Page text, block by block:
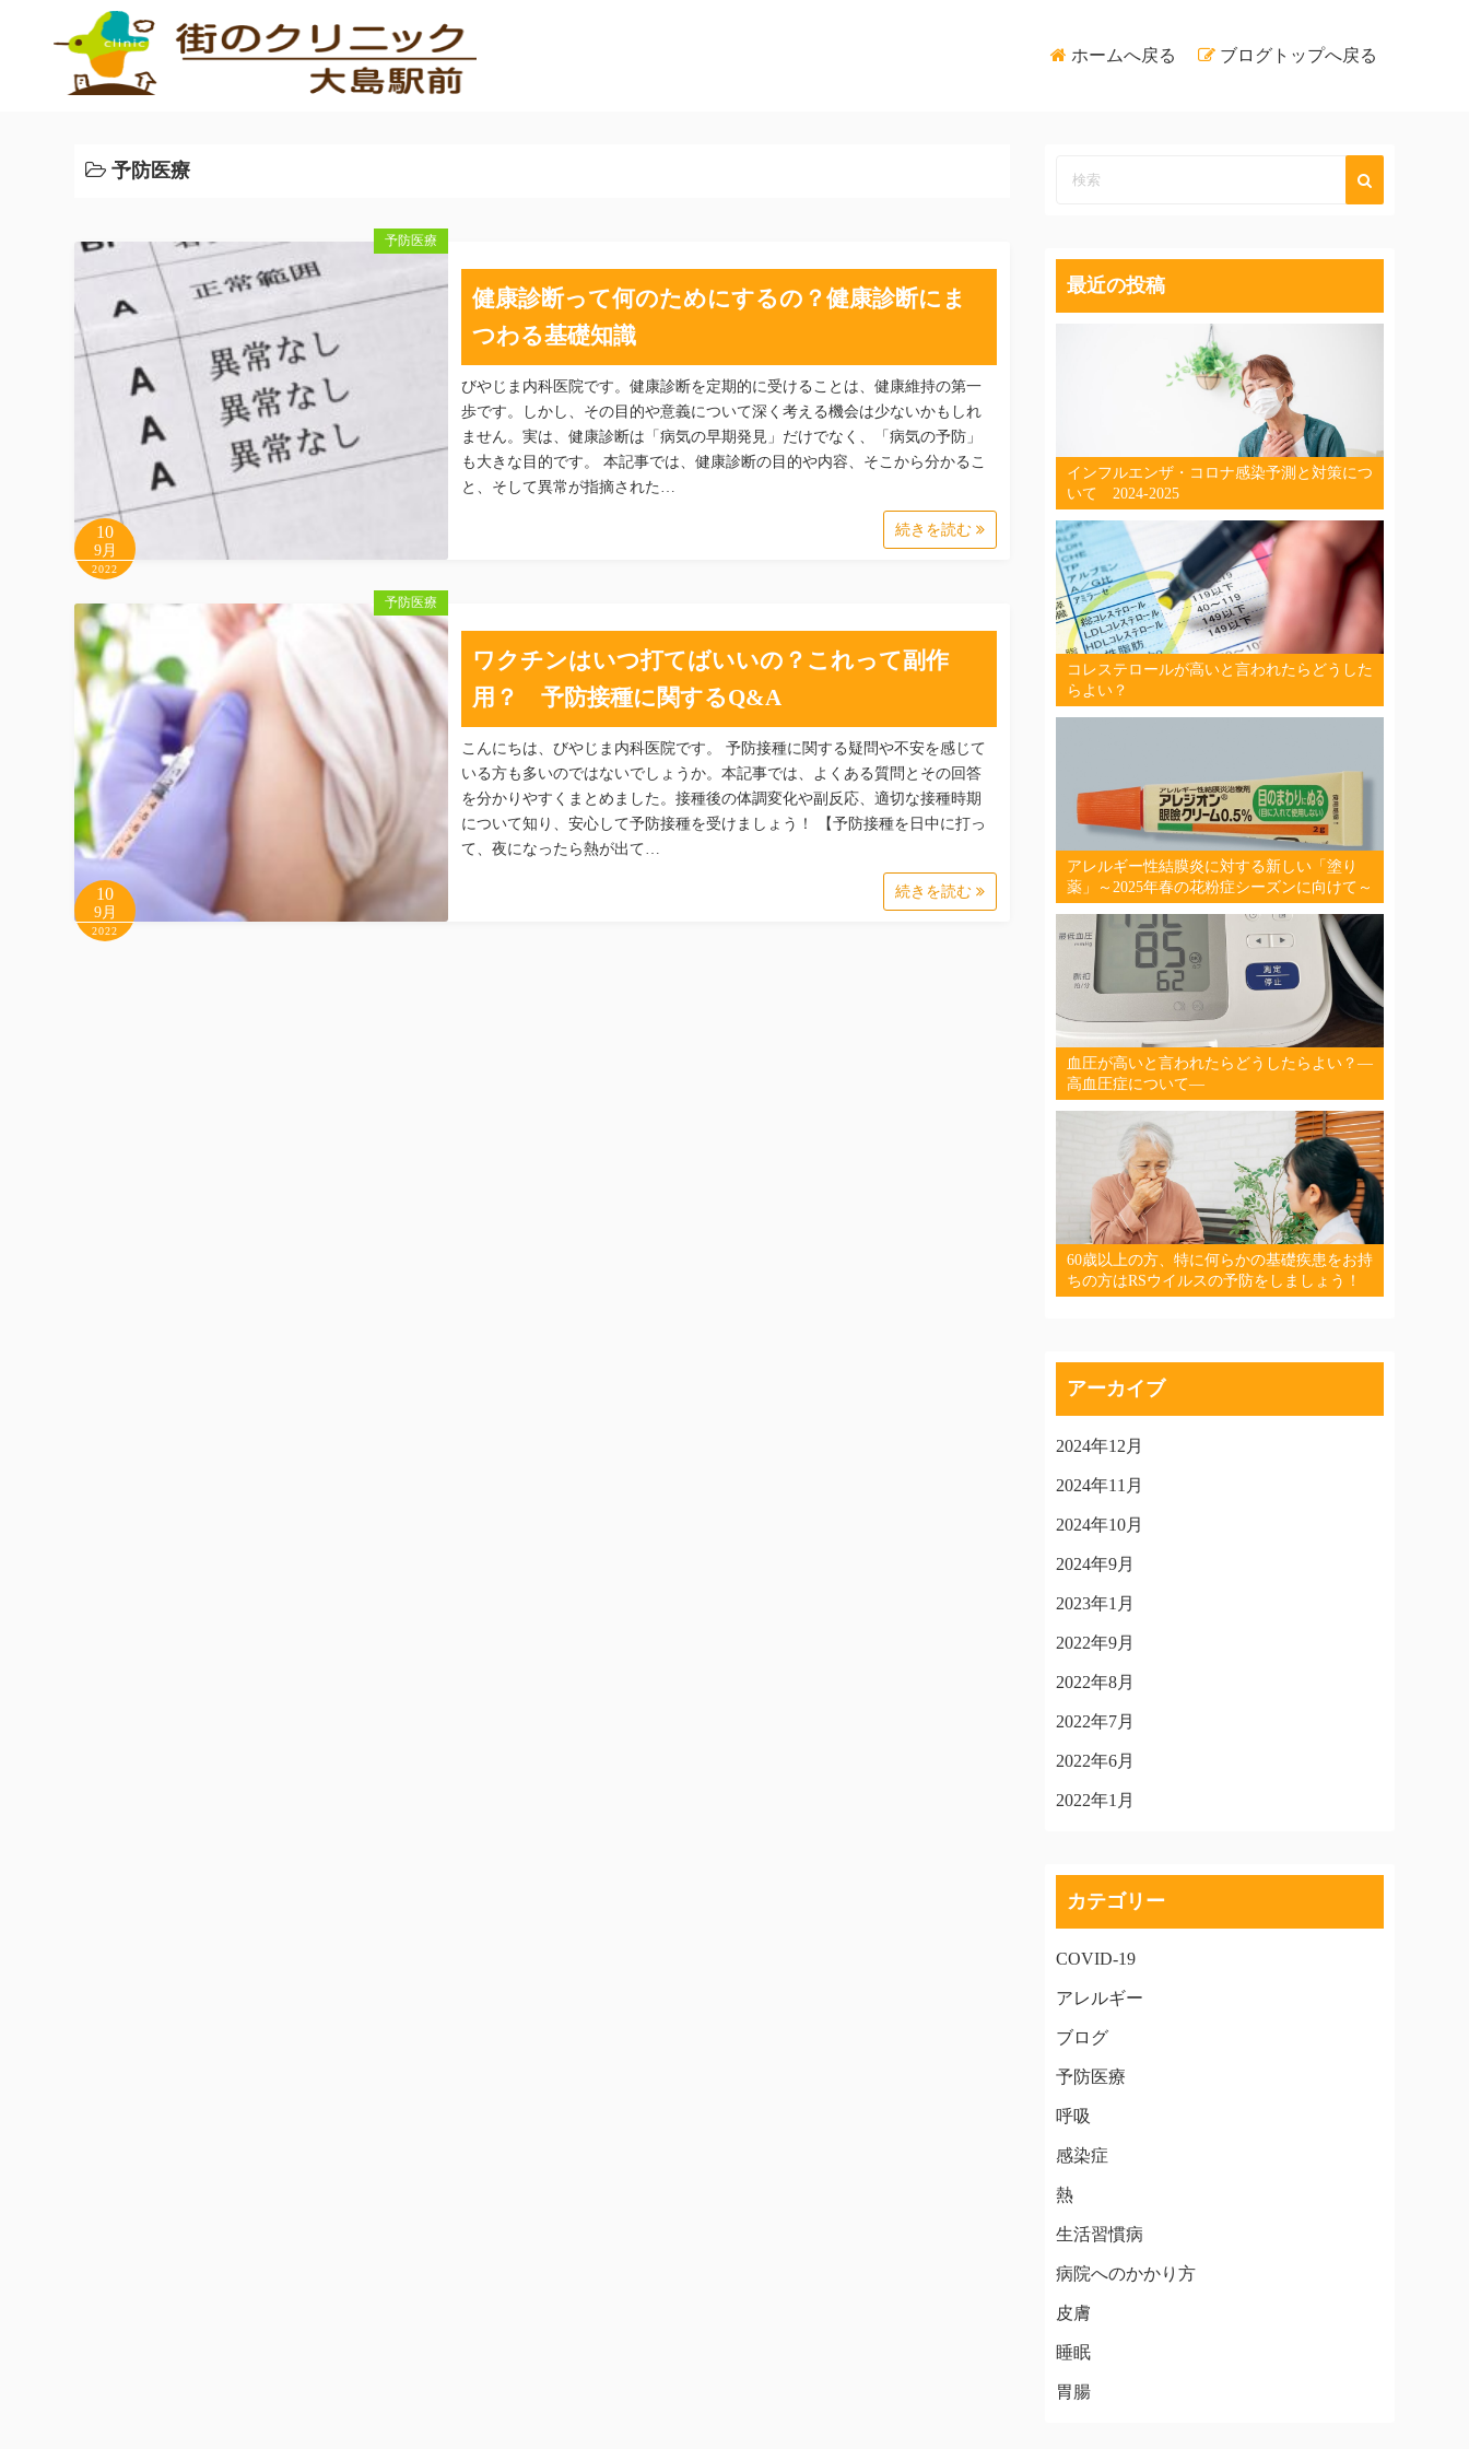
ホームへ戻る ブログトップへ戻る
予防医療
予防医療
10
9月
2022
健康診断って何のためにするの？健康診断にま
つわる基礎知識
びやじま内科医院です。健康診断を定期的に受けることは、健康維持の第一
歩です。しかし、その目的や意義について深く考える機会は少ないかもしれ
ません。実は、健康診断は「病気の早期発見」だけでなく、「病気の予防」
も大きな目的です。 本記事では、健康診断の目的や内容、そこから分かるこ
と、そして異常が指摘された…
続きを読む
予防医療
10
9月
2022
ワクチンはいつ打てばいいの？これって副作
用？ 予防接種に関するQ&A
こんにちは、びやじま内科医院です。 予防接種に関する疑問や不安を感じて
いる方も多いのではないでしょうか。本記事では、よくある質問とその回答
を分かりやすくまとめました。接種後の体調変化や副反応、適切な接種時期
について知り、安心して予防接種を受けましょう！ 【予防接種を日中に打っ
て、夜になったら熱が出て…
続きを読む
最近の投稿
インフルエンザ・コロナ感染予測と対策につ
いて 2024-2025
コレステロールが高いと言われたらどうした
らよい？
アレルギー性結膜炎に対する新しい「塗り
薬」～2025年春の花粉症シーズンに向けて～
血圧が高いと言われたらどうしたらよい？―
高血圧症について―
60歳以上の方、特に何らかの基礎疾患をお持
ちの方はRSウイルスの予防をしましょう！
アーカイブ
2024年12月
2024年11月
2024年10月
2024年9月
2023年1月
2022年9月
2022年8月
2022年7月
2022年6月
2022年1月
カテゴリー
COVID-19
アレルギー
ブログ
予防医療
呼吸
感染症
熱
生活習慣病
病院へのかかり方
皮膚
睡眠
胃腸